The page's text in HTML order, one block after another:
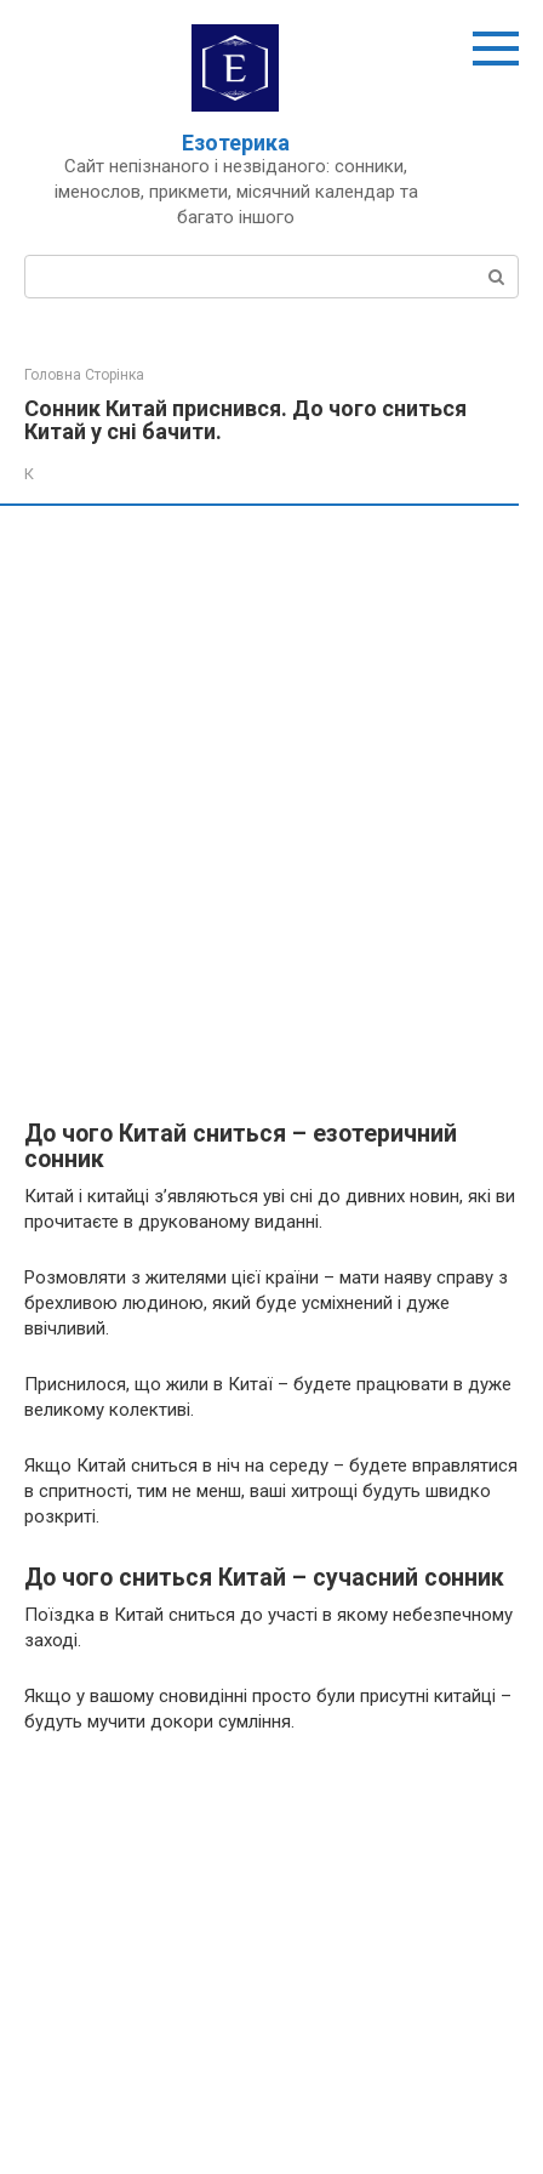
Езотерика
Сайт непізнаного і незвіданого: сонники,
іменослов, прикмети, місячний календар та
багато іншого
Пошук:
Головна Сторінка
Сонник Китай приснився. До чого сниться
Китай у сні бачити.
К
До чого Китай сниться – езотеричний
сонник
Китай і китайці з’являються уві сні до дивних новин, які ви
прочитаєте в друкованому виданні.
Розмовляти з жителями цієї країни – мати наяву справу з
брехливою людиною, який буде усміхнений і дуже
ввічливий.
Приснилося, що жили в Китаї – будете працювати в дуже
великому колективі.
Якщо Китай сниться в ніч на середу – будете вправлятися
в спритності, тим не менш, ваші хитрощі будуть швидко
розкриті.
До чого сниться Китай – сучасний сонник
Поїздка в Китай сниться до участі в якому небезпечному
заході.
Якщо у вашому сновидінні просто були присутні китайці –
будуть мучити докори сумління.